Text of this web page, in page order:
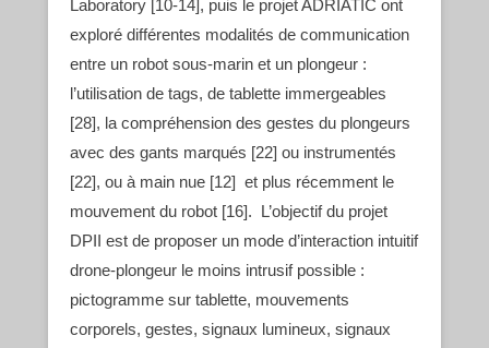
Laboratory [10-14], puis le projet ADRIATIC ont
exploré différentes modalités de communication
entre un robot sous-marin et un plongeur :
l’utilisation de tags, de tablette immergeables
[28], la compréhension des gestes du plongeurs
avec des gants marqués [22] ou instrumentés
[22], ou à main nue [12] et plus récemment le
mouvement du robot [16]. L’objectif du projet
DPII est de proposer un mode d’interaction intuitif
drone-plongeur le moins intrusif possible :
pictogramme sur tablette, mouvements
corporels, gestes, signaux lumineux, signaux